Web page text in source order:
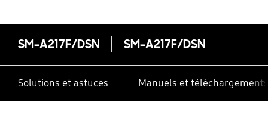
SM-A217F/DSN SM-A217F/DSN
Solutions et astuces Manuels et téléchargements